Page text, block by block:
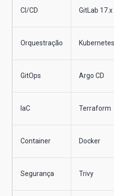
CI/CD GitLab 17.x
Orquestração Kubernetes
GitOps Argo CD
IaC Terraform
Container Docker
Segurança Trivy